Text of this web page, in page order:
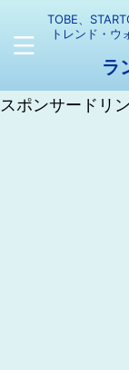
TOBE、
トレンド・ウ
ラ
スポンサードリ